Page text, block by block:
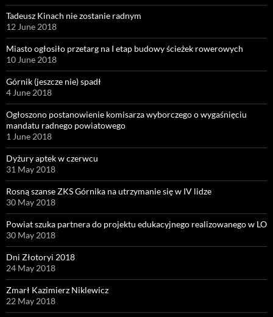
Tadeusz Kinach nie zostanie radnym
12 June 2018
Miasto ogłosiło przetarg na I etap budowy ścieżek rowerowych
10 June 2018
Górnik (jeszcze nie) spadł
4 June 2018
Ogłoszono postanowienie komisarza wyborczego o wygaśnięciu
mandatu radnego powiatowego
1 June 2018
Dyżury aptek w czerwcu
31 May 2018
Rosną szanse ZKS Górnika na utrzymanie się w IV lidze
30 May 2018
Powiat szuka partnera do projektu edukacyjnego realizowanego w LO
30 May 2018
Dni Złotoryi 2018
24 May 2018
Zmarł Kazimierz Niklewicz
22 May 2018